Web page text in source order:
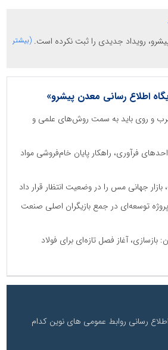
رویداد جدیدی را ثبت نکرده است. (بیشتر
اطلاع رسانی معدن پیشرو»
و روی باید به سمت روش‌های علمی و
فرآوری، راهکار پایان خام‌فروشی مواد
جهانی مس را در وضعیت انتظار قرار داد
شرکت ملی مس با ۱۰ پروژه توسعه‌ای در جمع بازیگران اصلی صنعت
بازسازی، آغاز فصل تازه‌ای برای فولاد
رسانی روابط عمومی های نوین کدام